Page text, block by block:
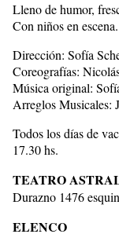
Lleno de humor,
Con niños en escena.
Dirección: Sofía
Coreografías:
Música original:
Arreglos Musicales:
Todos los días de
17.30 hs.
TEATRO
Durazno 1476
ELENCO